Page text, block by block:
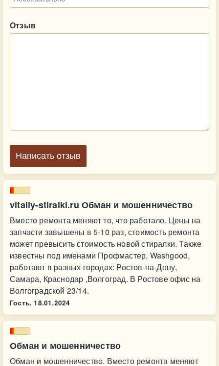
vitaliy-stiralki.ru Обман и мошенничество
Вместо ремонта меняют то, что работало. Цены на
запчасти завышены в 5-10 раз, стоимость ремонта
может превысить стоимость новой стиралки. Также
известны под именами Профмастер, Washgood,
работают в разных городах: Ростов-на-Дону,
Самара, Краснодар ,Волгоград. В Ростове офис на
Волгоградской 23/14.
Гость, 18.01.2024
Обман и мошенничество
Обман и мошенничество. Вместо ремонта меняют
Отзыв
Написать отзыв